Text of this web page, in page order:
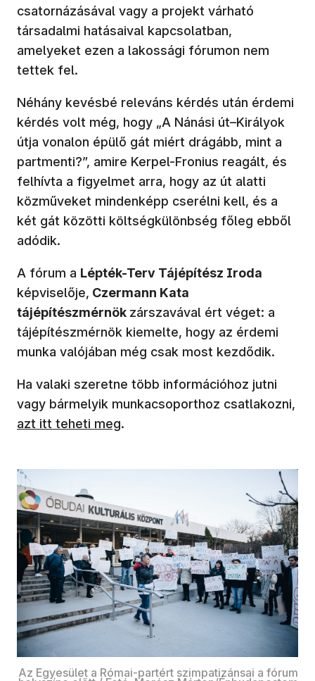
csatornázásával vagy a projekt várható
társadalmi hatásaival kapcsolatban,
amelyeket ezen a lakossági fórumon nem
tettek fel.
Néhány kevésbé releváns kérdés után érdemi
kérdés volt még, hogy „A Nánási út–Királyok
útja vonalon épülő gát miért drágább, mint a
partmenti?”, amire Kerpel-Fronius reagált, és
felhívta a figyelmet arra, hogy az út alatti
közműveket mindenképp cserélni kell, és a
két gát közötti költségkülönbség főleg ebből
adódik.
A fórum a Lépték-Terv Tájépítész Iroda
képviselője, Czermann Kata
tájépítészmérnök zárszavával ért véget: a
tájépítészmérnök kiemelte, hogy az érdemi
munka valójában még csak most kezdődik.
Ha valaki szeretne több információhoz jutni
vagy bármelyik munkacsoporthoz csatlakozni,
(új ablakban nyílik meg)
azt itt teheti meg.
Az Egyesület a Római-partért szimpatizánsai a fórum